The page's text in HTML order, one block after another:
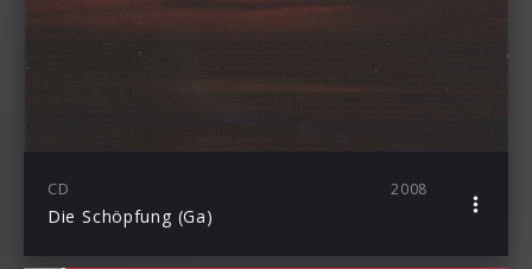
CD 2008
Die Schöpfung (Ga)